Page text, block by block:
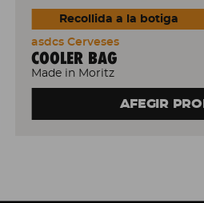
Recollida a la botiga
asdcs Cerveses
COOLER BAG
Made in Moritz
AFEGIR